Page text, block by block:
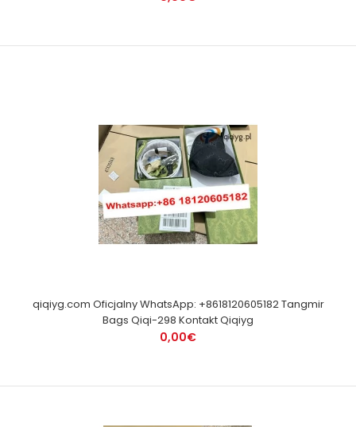
qiqiyg.com Oficjalny WhatsApp: +8618120605182 Tangmir
Bags Qiqi-298 Kontakt Qiqiyg
0,00€